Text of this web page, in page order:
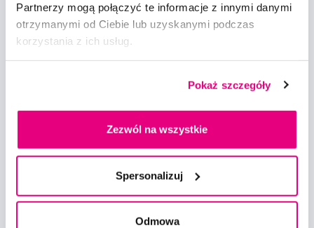
Partnerzy mogą połączyć te informacje z innymi danymi
otrzymanymi od Ciebie lub uzyskanymi podczas
korzystania z ich usług.
Pokaż szczegóły
Zezwól na wszystkie
Spersonalizuj
Odmowa
Wszystko o zakupach
Warunki handlowe
Ochrona danych osobowych
Ustawienia plików cookie